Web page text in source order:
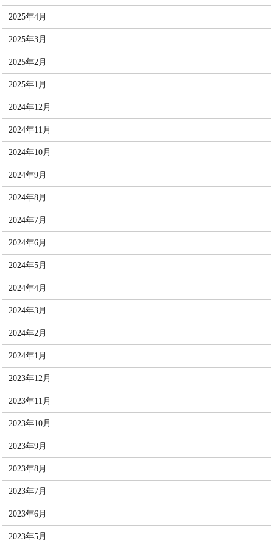
2025年4月
2025年3月
2025年2月
2025年1月
2024年12月
2024年11月
2024年10月
2024年9月
2024年8月
2024年7月
2024年6月
2024年5月
2024年4月
2024年3月
2024年2月
2024年1月
2023年12月
2023年11月
2023年10月
2023年9月
2023年8月
2023年7月
2023年6月
2023年5月